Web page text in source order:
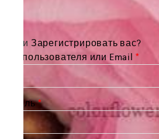
Войти Зарегистрировать вас?
Имя пользователя или Email *
Пароль*Обязательно